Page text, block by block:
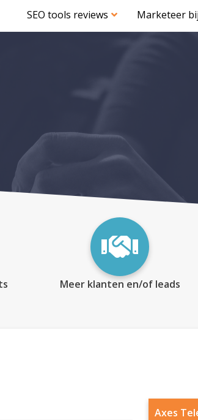
SEO tools reviews Marketeer
Meer klanten en/of leads
Axes